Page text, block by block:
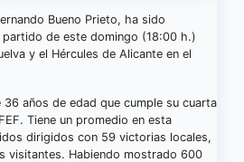
Bueno Prieto, ha sido
de este domingo (18:00 h.)
y el Hércules de Alicante en el
años de edad que cumple su cuarta
Tiene un promedio en esta
dirigidos con 59 victorias locales,
visitantes. Habiendo mostrado 600